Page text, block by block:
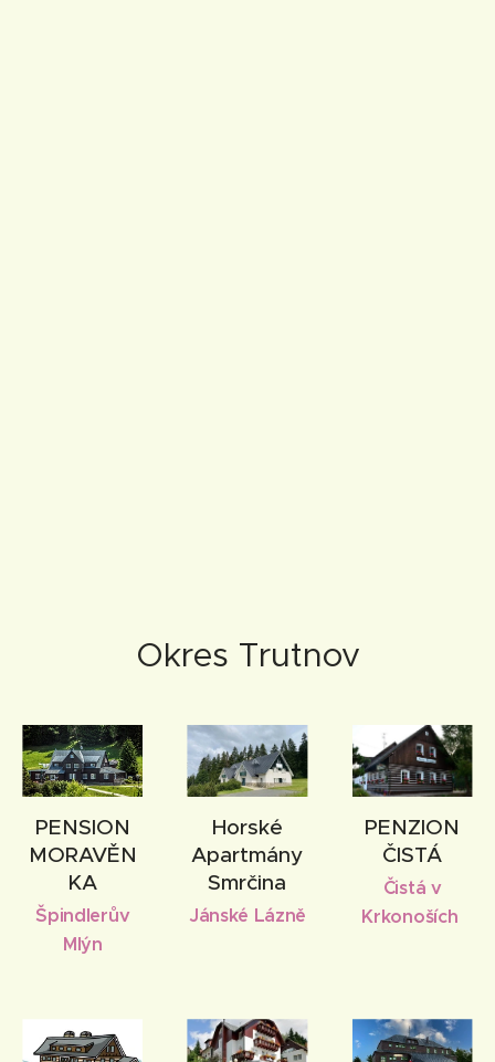
Okres Trutnov
PENSION
MORAVĚN
KA
Špindlerův
Mlýn
Horské
Apartmány
Smrčina
Jánské Lázně
PENZION
ČISTÁ
Čistá v
Krkonoších